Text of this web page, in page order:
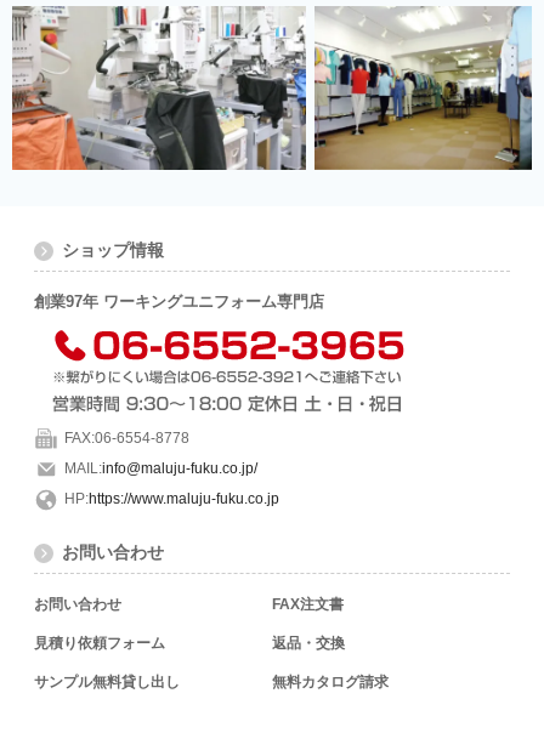
ショップ情報
創業97年 ワーキングユニフォーム専門店
FAX:06-6554-8778
MAIL:info@maluju-fuku.co.jp/
HP:https://www.maluju-fuku.co.jp
お問い合わせ
お問い合わせ FAX注文書
見積り依頼フォーム 返品・交換
サンプル無料貸し出し 無料カタログ請求